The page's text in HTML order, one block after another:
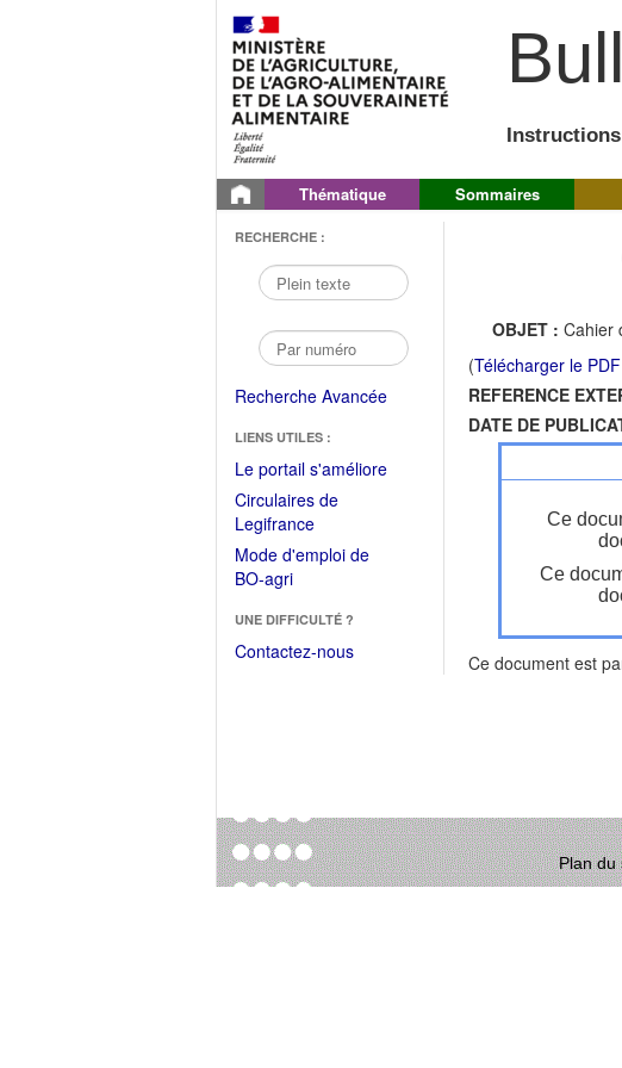
Instructions
Thématique Sommaires
RECHERCHE :
Recherche Avancée
LIENS UTILES :
Le portail s'améliore(Fichier
Circulaires de
Legifrance(Ouvrir
dans
une
fenêtre)
Mode d'emploi de
BO-agri(Ouvrir
une
nouvelle
UNE DIFFICULTÉ ?
Contactez-nous
OBJET : Cahier
(Télécharger le
REFERENCE
DATE DE
Ce
Ce
Ce document est
Plan du